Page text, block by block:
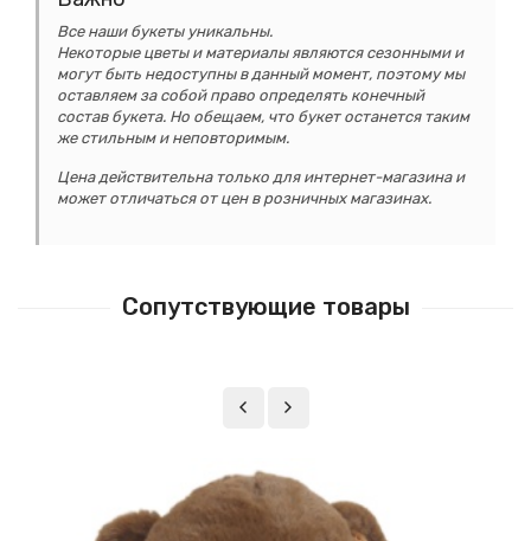
Все наши букеты уникальны.
Некоторые цветы и материалы являются сезонными и
могут быть недоступны в данный момент, поэтому мы
оставляем за собой право определять конечный
состав букета. Но обещаем, что букет останется таким
же стильным и неповторимым.
Цена действительна только для интернет-магазина и
может отличаться от цен в розничных магазинах.
Сопутствующие товары